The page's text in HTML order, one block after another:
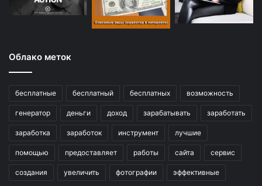
Облако меток
бесплатные бесплатный бесплатных возможность
генератор деньги доход зарабатывать заработать
заработка заработок инструмент лучшие
помощью предоставляет работы сайта сервис
создания увеличить фотографии эффективные